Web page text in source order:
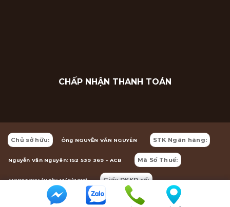
CHẤP NHẬN THANH TOÁN
Chủ sở hữu: Ông NGUYỄN VĂN NGUYÊN STK Ngân hàng:
Nguyễn Văn Nguyên: 152 539 369 - ACB Mã Số Thuế:
41X8030131 (Ngày 13/9/2017) Giấy DKKD số:
41X8030131 (Ngày 13/9/2017)